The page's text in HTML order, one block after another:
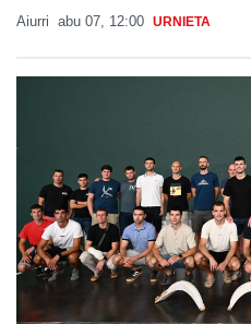
Aiurri abu 07, 12:00 URNIETA